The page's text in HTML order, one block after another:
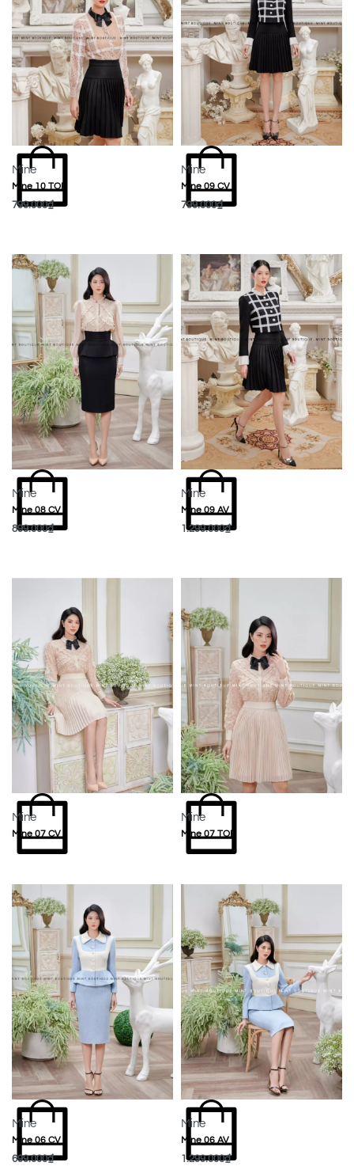
Mine
Mine 10 TOP
799.000₫
Mine
Mine 09 CV
799.000₫
Mine
Mine 08 CV
899.000₫
Mine
Mine 09 AV
1.299.000₫
Mine
Mine 07 CV
Mine
Mine 07 TOP
Mine
Mine 06 CV
699.000₫
Mine
Mine 06 AV
1.299.000₫